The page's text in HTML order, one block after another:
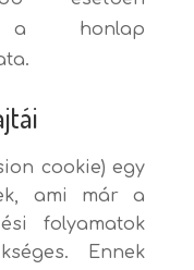
a honlap
cookie) egy
ami már a
folyamatok
Ennek